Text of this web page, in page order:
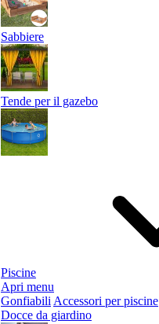
Sabbiere
Tende per il gazebo
Piscine
Apri menu
Gonfiabili Accessori per piscine
Docce da giardino